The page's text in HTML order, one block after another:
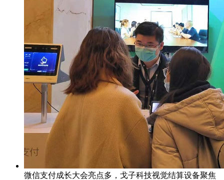
微信支付成长大会亮点多，戈子科技视觉结算设备聚焦